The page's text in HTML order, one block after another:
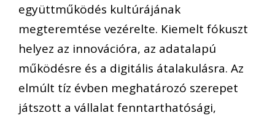
együttműködés kultúrájának
megteremtése vezérelte. Kiemelt fókuszt
helyez az innovációra, az adatalapú
működésre és a digitális átalakulásra. Az
elmúlt tíz évben meghatározó szerepet
játszott a vállalat fenntarthatósági,